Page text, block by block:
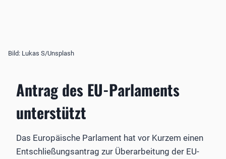
Bild: Lukas S/Unsplash
Antrag des EU-Parlaments
unterstützt
Das Europäische Parlament hat vor Kurzem einen
Entschließungsantrag zur Überarbeitung der EU-